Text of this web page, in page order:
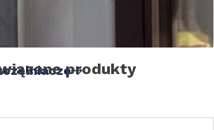
produkty